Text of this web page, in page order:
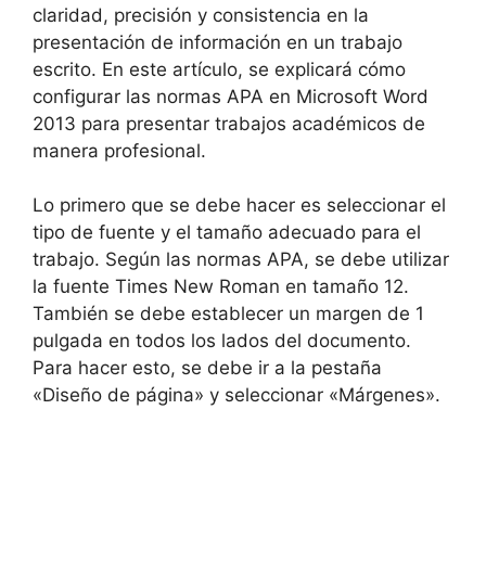
claridad, precisión y consistencia en la
presentación de información en un trabajo
escrito. En este artículo, se explicará cómo
configurar las normas APA en Microsoft Word
2013 para presentar trabajos académicos de
manera profesional.
Lo primero que se debe hacer es seleccionar el
tipo de fuente y el tamaño adecuado para el
trabajo. Según las normas APA, se debe utilizar
la fuente Times New Roman en tamaño 12.
También se debe establecer un margen de 1
pulgada en todos los lados del documento.
Para hacer esto, se debe ir a la pestaña
«Diseño de página» y seleccionar «Márgenes».